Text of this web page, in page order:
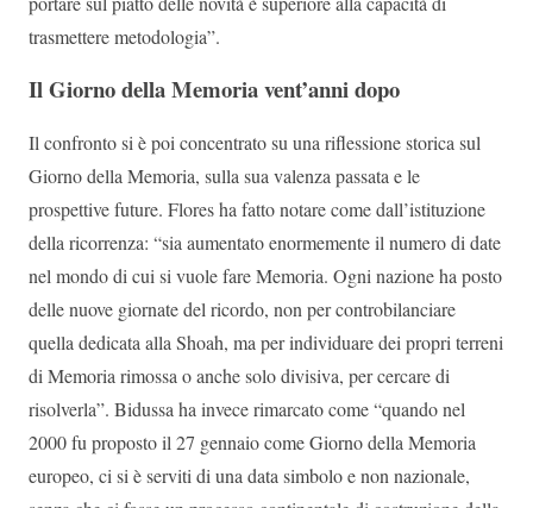
trasmettere metodologia”.
Il Giorno della Memoria vent’anni dopo
Il confronto si è poi concentrato su una riflessione storica sul
Giorno della Memoria, sulla sua valenza passata e le
prospettive future. Flores ha fatto notare come dall’istituzione
della ricorrenza: “sia aumentato enormemente il numero di date
nel mondo di cui si vuole fare Memoria. Ogni nazione ha posto
delle nuove giornate del ricordo, non per controbilanciare
quella dedicata alla Shoah, ma per individuare dei propri terreni
di Memoria rimossa o anche solo divisiva, per cercare di
risolverla”. Bidussa ha invece rimarcato come “quando nel
2000 fu proposto il 27 gennaio come Giorno della Memoria
europeo, ci si è serviti di una data simbolo e non nazionale,